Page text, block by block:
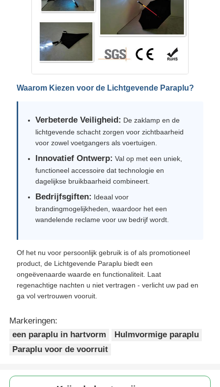
Waarom Kiezen voor de Lichtgevende Paraplu?
Verbeterde Veiligheid: De zaklamp en de
lichtgevende schacht zorgen voor zichtbaarheid
voor zowel voetgangers als voertuigen.
Innovatief Ontwerp: Val op met een uniek,
functioneel accessoire dat technologie en
dagelijkse bruikbaarheid combineert.
Bedrijfsgiften: Ideaal voor
brandingmogelijkheden, waardoor het een
wandelende reclame voor uw bedrijf wordt.
Of het nu voor persoonlijk gebruik is of als promotioneel
product, de Lichtgevende Paraplu biedt een
ongeëvenaarde waarde en functionaliteit. Laat
regenachtige nachten u niet vertragen - verlicht uw pad en
ga vol vertrouwen vooruit.
Markeringen:
een paraplu in hartvorm
Hulmvormige paraplu
Paraplu voor de voorruit